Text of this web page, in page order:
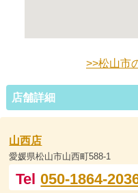
>>松山市
店舗詳細
山西店
愛媛県松山市山西町588-1
Tel050-1864-